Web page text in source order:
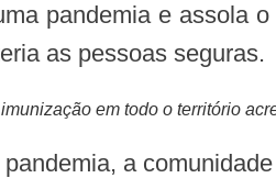
pandemia e assola
as pessoas seguras.
em todo o território